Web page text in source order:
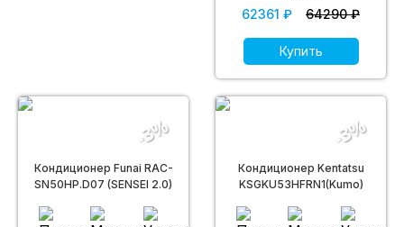
62361 ₽
64290 ₽
Купить
Кондиционер Funai RAC-
SN50HP.D07 (SENSEI 2.0)
-3%
Кондиционер Kentatsu
KSGKU53HFRN1(Kumo)
-3%